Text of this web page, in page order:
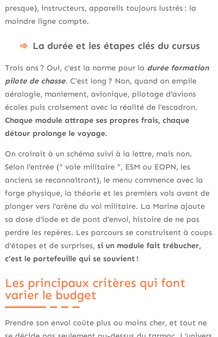
presque), instructeurs, appareils toujours lustrés : la
moindre ligne compte.
La durée et les étapes clés du cursus
Trois ans ? Oui, c’est la norme pour la durée formation
pilote de chasse. C’est long ? Non, quand on empile
aérologie, maniement, avionique, pilotage d’avions
écoles puis croisement avec la réalité de l’escadron.
Chaque module attrape ses propres frais, chaque
détour prolonge le voyage.
On croirait à un schéma suivi à la lettre, mais non.
Selon l’entrée (“ voie militaire ”, ESM ou EOPN, les
anciens se reconnaîtront), le menu commence avec la
forge physique, la théorie et les premiers vols avant de
plonger vers l’arène du vol militaire. La Marine ajoute
sa dose d’iode et de pont d’envol, histoire de ne pas
perdre les repères. Les parcours se construisent à coups
d’étapes et de surprises, si un module fait trébucher,
c’est le portefeuille qui se souvient !
Les principaux critères qui font
varier le budget
Prendre son envol coûte plus ou moins cher, et tout ne